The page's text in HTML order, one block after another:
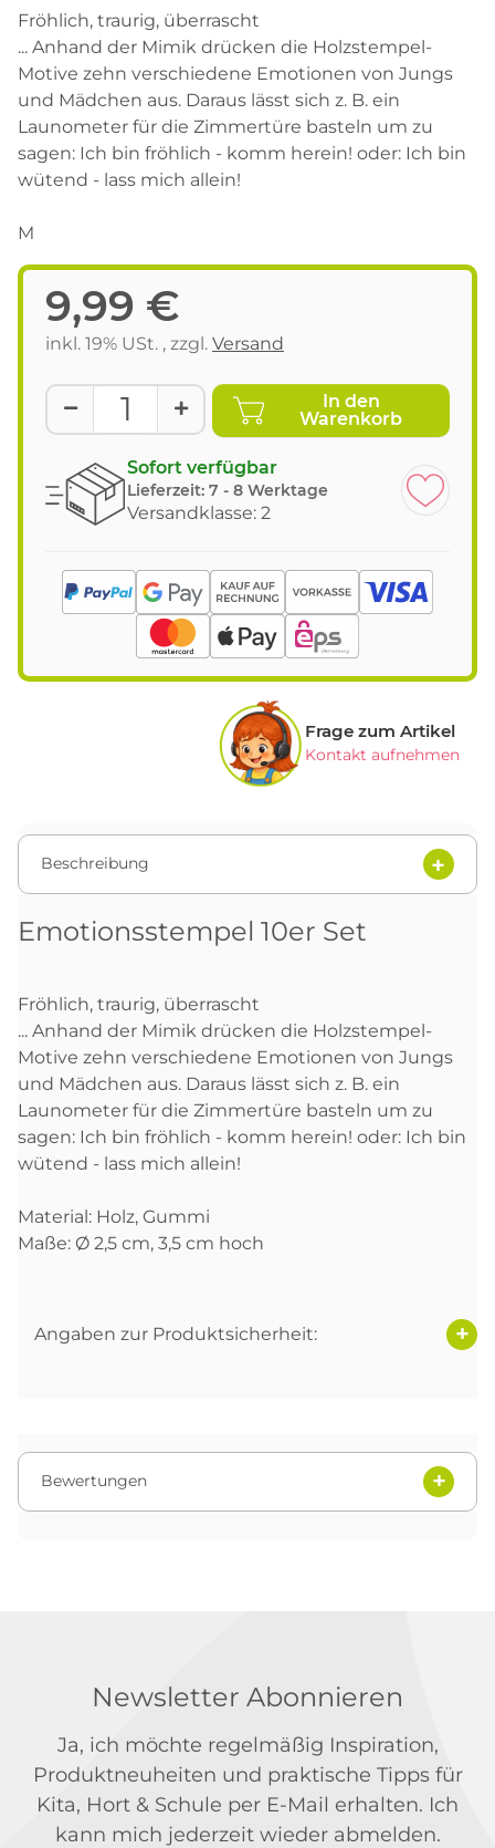
Fröhlich, traurig, überrascht
... Anhand der Mimik drücken die Holzstempel-
Motive zehn verschiedene Emotionen von Jungs
und Mädchen aus. Daraus lässt sich z. B. ein
Launometer für die Zimmertüre basteln um zu
sagen: Ich bin fröhlich - komm herein! oder: Ich bin
wütend - lass mich allein!
M
9,99 €
inkl. 19% USt. , zzgl. Versand
In den
Warenkorb
Sofort verfügbar
Lieferzeit: 7 - 8 Werktage
Versandklasse: 2
Frage zum Artikel
Kontakt aufnehmen
Beschreibung
Emotionsstempel 10er Set
Fröhlich, traurig, überrascht
... Anhand der Mimik drücken die Holzstempel-
Motive zehn verschiedene Emotionen von Jungs
und Mädchen aus. Daraus lässt sich z. B. ein
Launometer für die Zimmertüre basteln um zu
sagen: Ich bin fröhlich - komm herein! oder: Ich bin
wütend - lass mich allein!
Material: Holz, Gummi
Maße: Ø 2,5 cm, 3,5 cm hoch
Angaben zur Produktsicherheit:
Bewertungen
Newsletter Abonnieren
Ja, ich möchte regelmäßig Inspiration,
Produktneuheiten und praktische Tipps für
Kita, Hort & Schule per E-Mail erhalten. Ich
kann mich jederzeit wieder abmelden.